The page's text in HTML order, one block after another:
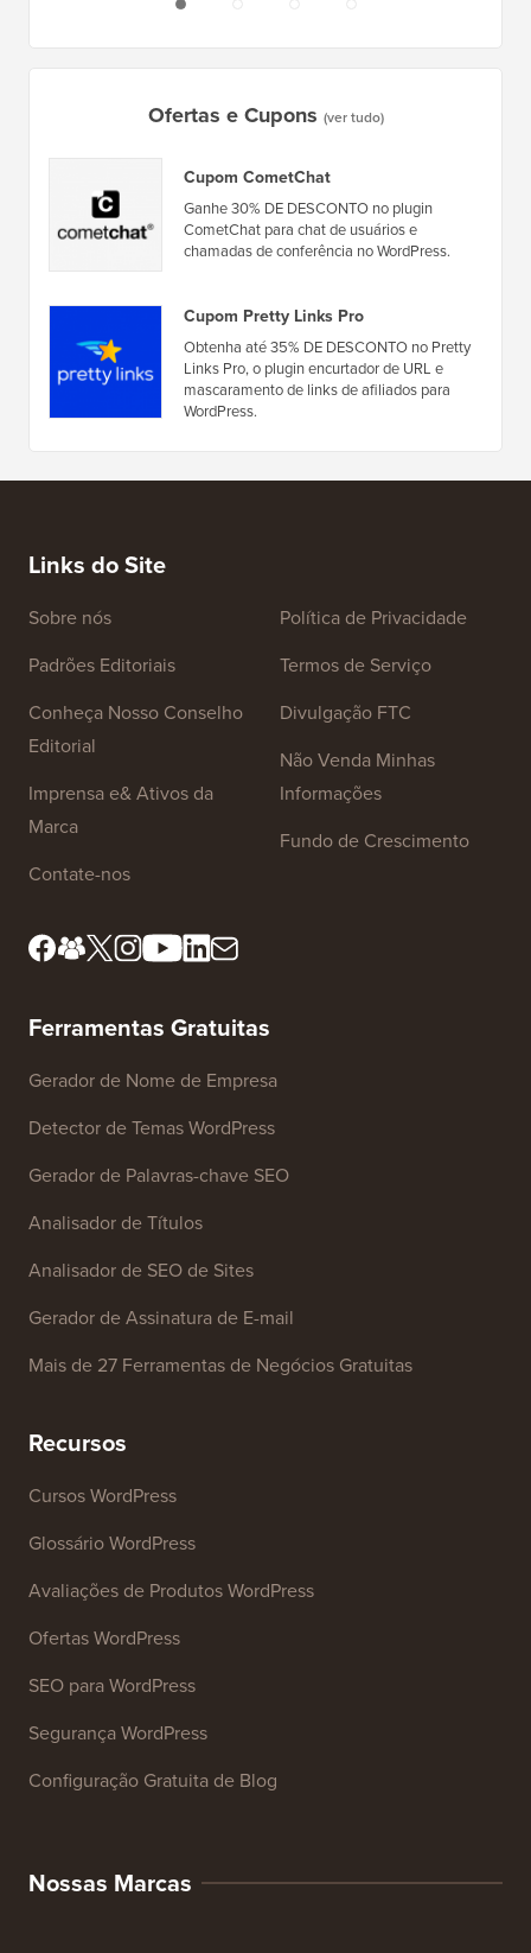
Ofertas e Cupons (ver tudo)
Cupom CometChat
Ganhe 30% DE DESCONTO no plugin
CometChat para chat de usuários e
chamadas de conferência no WordPress.
Cupom Pretty Links Pro
Obtenha até 35% DE DESCONTO no Pretty
Links Pro, o plugin encurtador de URL e
mascaramento de links de afiliados para
WordPress.
Links do Site
Sobre nós
Padrões Editoriais
Conheça Nosso Conselho
Editorial
Imprensa e& Ativos da
Marca
Contate-nos
Política de Privacidade
Termos de Serviço
Divulgação FTC
Não Venda Minhas
Informações
Fundo de Crescimento
Ferramentas Gratuitas
Gerador de Nome de Empresa
Detector de Temas WordPress
Gerador de Palavras-chave SEO
Analisador de Títulos
Analisador de SEO de Sites
Gerador de Assinatura de E-mail
Mais de 27 Ferramentas de Negócios Gratuitas
Recursos
Cursos WordPress
Glossário WordPress
Avaliações de Produtos WordPress
Ofertas WordPress
SEO para WordPress
Segurança WordPress
Configuração Gratuita de Blog
Nossas Marcas